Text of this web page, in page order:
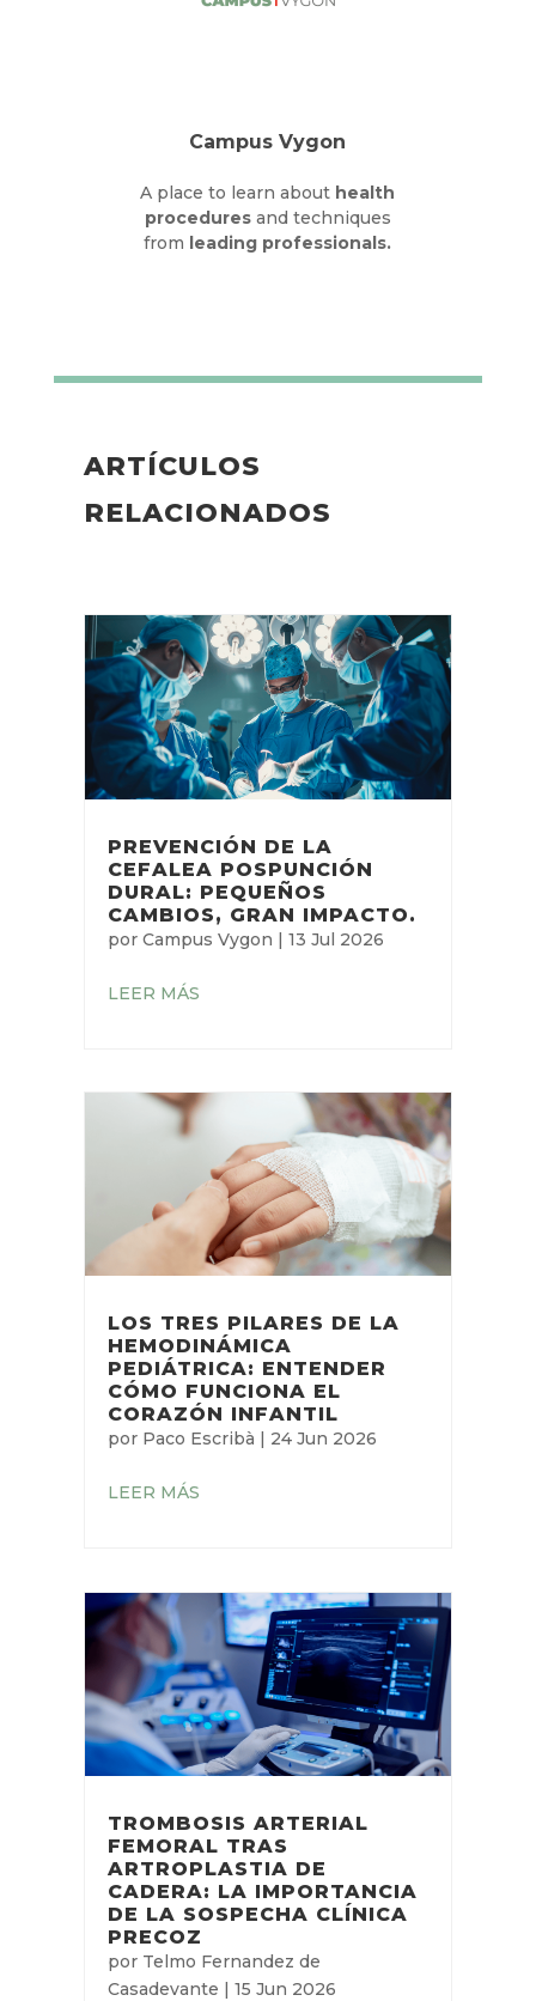
Campus Vygon
A place to learn about health
proceduresand techniques
from leading professionals.
ARTÍCULOS
RELACIONADOS
PREVENCIÓN DE LA
CEFALEA POSPUNCIÓN
DURAL: PEQUEÑOS
CAMBIOS, GRAN IMPACTO.
por Campus Vygon | 13 Jul 2026
LEER MÁS
LOS TRES PILARES DE LA
HEMODINÁMICA
PEDIÁTRICA: ENTENDER
CÓMO FUNCIONA EL
CORAZÓN INFANTIL
por Paco Escribà | 24 Jun 2026
LEER MÁS
TROMBOSIS ARTERIAL
FEMORAL TRAS
ARTROPLASTIA DE
CADERA: LA IMPORTANCIA
DE LA SOSPECHA CLÍNICA
PRECOZ
por Telmo Fernandez de
Casadevante | 15 Jun 2026